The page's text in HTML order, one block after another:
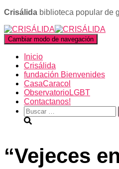
Crisálida biblioteca popular de
Cambiar modo de navegación
Inicio
Crisálida
fundación Bienvenides
CasaCaracol
ObservatorioLGBT
Contactanos!
Buscar:
“Vejeces